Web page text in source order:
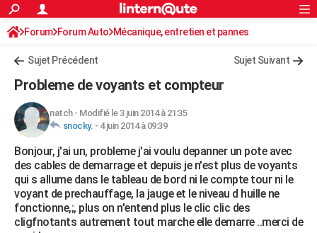
ACTUALITÉS
Politique
Société
Faits Divers
Education
Monde
Villes
+
FINANCE
Retraite
Impôts
Epargne
Immobilier
Risques naturels par ville
Banque
Assurance
Crédit
AUTO
Essais
Réserver un essai
Citadines
Berlines
SUV
Forum auto
+HIGH-TECH
Mobiles
Meilleur smartphone
Internet
Ordinateurs
Jeux vidéo
Guide high-tech
+BRICOLAGE
Forum
Aménagement intérieur
Extérieur
Cuisine
Salle de bains
Jardinage
Rangement
WEEK-END
Rechercher
S'inscrire
Connexion
Forum Forum Auto Mécanique, entretien et pannes
Sujet Précédent Sujet Suivant
Probleme de voyants et compteur
natch- Modifié le 3 juin 2014 à 21:35
snocky. - 4 juin 2014 à 09:39
Bonjour, j'ai un, probleme j'ai voulu depanner un pote avec
des cables de demarrage et depuis je n'est plus de voyants
qui s allume dans le tableau de bord ni le compte tour ni le
voyant de prechauffage, la jauge et le niveau d huille ne
fonctionne,;, plus on n'entend plus le clic clic des
cligfnotants autrement tout marche elle demarre ..merci de